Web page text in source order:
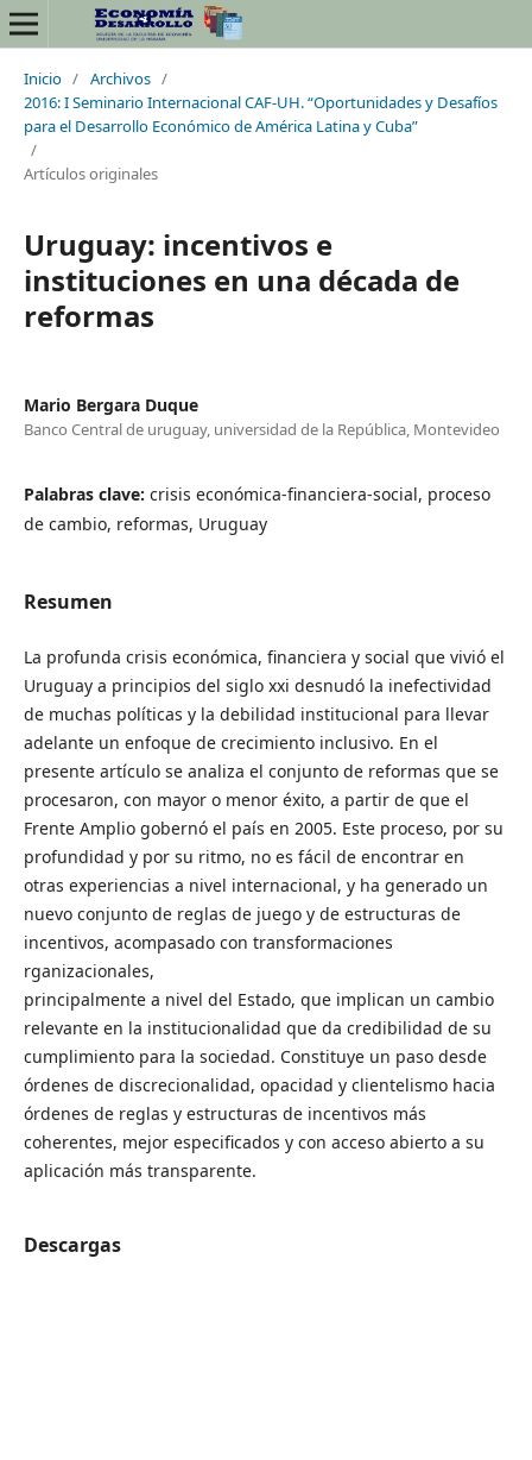
Inicio / Archivos /
2016: I Seminario Internacional CAF-UH. “Oportunidades y Desafíos
para el Desarrollo Económico de América Latina y Cuba”
/
Artículos originales
Uruguay: incentivos e
instituciones en una década de
reformas
Mario Bergara Duque
Banco Central de uruguay, universidad de la República, Montevideo
Palabras clave: crisis económica-financiera-social, proceso
de cambio, reformas, Uruguay
Resumen
La profunda crisis económica, financiera y social que vivió el
Uruguay a principios del siglo xxi desnudó la inefectividad
de muchas políticas y la debilidad institucional para llevar
adelante un enfoque de crecimiento inclusivo. En el
presente artículo se analiza el conjunto de reformas que se
procesaron, con mayor o menor éxito, a partir de que el
Frente Amplio gobernó el país en 2005. Este proceso, por su
profundidad y por su ritmo, no es fácil de encontrar en
otras experiencias a nivel internacional, y ha generado un
nuevo conjunto de reglas de juego y de estructuras de
incentivos, acompasado con transformaciones
rganizacionales,
principalmente a nivel del Estado, que implican un cambio
relevante en la institucionalidad que da credibilidad de su
cumplimiento para la sociedad. Constituye un paso desde
órdenes de discrecionalidad, opacidad y clientelismo hacia
órdenes de reglas y estructuras de incentivos más
coherentes, mejor especificados y con acceso abierto a su
aplicación más transparente.
Descargas